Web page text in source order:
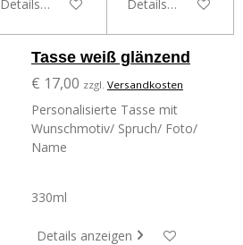
Details anzeigen Details anzeigen
Tasse weiß glänzend
€ 17,00 zzgl. Versandkosten
Personalisierte Tasse mit
Wunschmotiv/ Spruch/ Foto/
Name
330ml
Details anzeigen